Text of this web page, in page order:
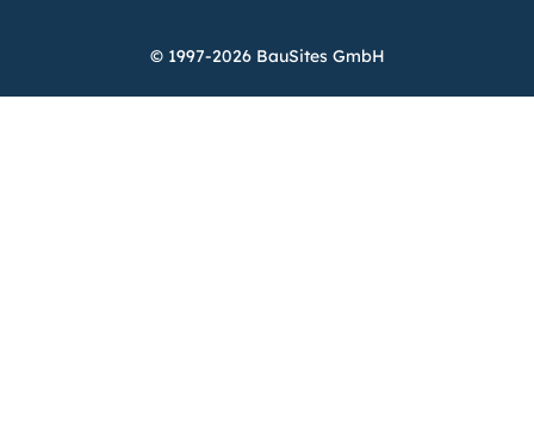
© 1997-2026 BauSites GmbH